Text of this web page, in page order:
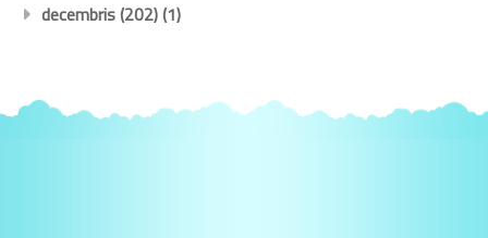
decembris (202)(1)